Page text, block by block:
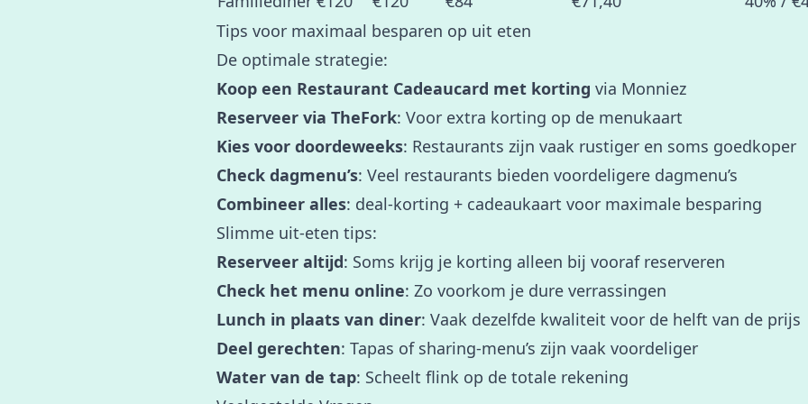
Tips voor maximaal besparen op uit eten
De optimale strategie:
Koop een Restaurant Cadeaucard met korting via Monniez
Reserveer via TheFork: Voor extra korting op de menukaart
Kies voor doordeweeks: Restaurants zijn vaak rustiger en soms goedkoper
Check dagmenu’s: Veel restaurants bieden voordeligere dagmenu’s
Combineer alles: deal-korting + cadeaukaart voor maximale besparing
Slimme uit-eten tips:
Reserveer altijd: Soms krijg je korting alleen bij vooraf reserveren
Check het menu online: Zo voorkom je dure verrassingen
Lunch in plaats van diner: Vaak dezelfde kwaliteit voor de helft van de prijs
Deel gerechten: Tapas of sharing-menu’s zijn vaak voordeliger
Water van de tap: Scheelt flink op de totale rekening